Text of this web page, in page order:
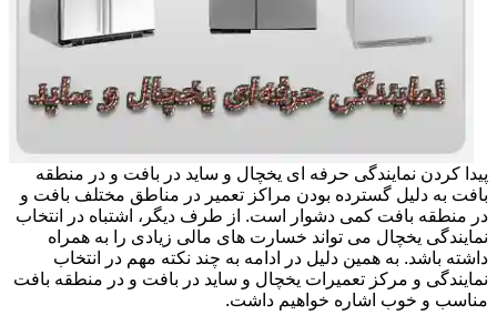
پیدا کردن نمایندگی حرفه ای یخچال و ساید در بافت و در منطقه
بافت به دلیل گسترده بودن مراکز تعمیر در مناطق مختلف بافت و
در منطقه بافت کمی دشوار است. از طرف دیگر، اشتباه در انتخاب
نمایندگی یخچال می تواند خسارت های مالی زیادی را به همراه
داشته باشد. به همین دلیل در ادامه به چند نکته مهم در انتخاب
نمایندگی و مرکز تعمیرات یخچال و ساید در بافت و در منطقه بافت
مناسب و خوب اشاره خواهیم داشت.